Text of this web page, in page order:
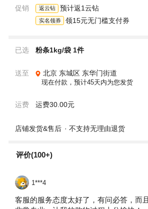
促销 返云钻 预计返1云钻
实名领券 领15元无门槛支付券
已选 粉条1kg/袋 1件
送至 北京 东城区 东华门街道
现在付款，预计45天内为您发货
运费 运费30.00元
店铺发货&售后 不支持无理由退货
评价(100+)
1***4
客服的服务态度太好了，有问必答，而